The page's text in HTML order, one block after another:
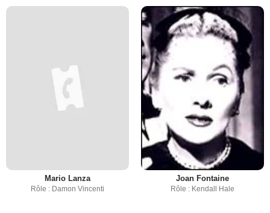
Mario Lanza
Rôle : Damon Vincenti
Joan Fontaine
Rôle : Kendall Hale